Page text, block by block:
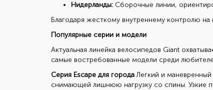
Нидерланды: Сборочные линии,
Благодаря жесткому внутреннему контролю
Популярные серии и модели
Актуальная линейка велосипедов Giant
самые востребованные модели среди
Серия Escape для городаЛегкий и маневренный
снимающей лишнюю нагрузку со спины. Узкие